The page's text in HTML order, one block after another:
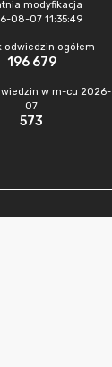
modyfikacja
08-07 11:35:49
odwiedzin ogółem
196 679
w m-cu 2026-
07
573